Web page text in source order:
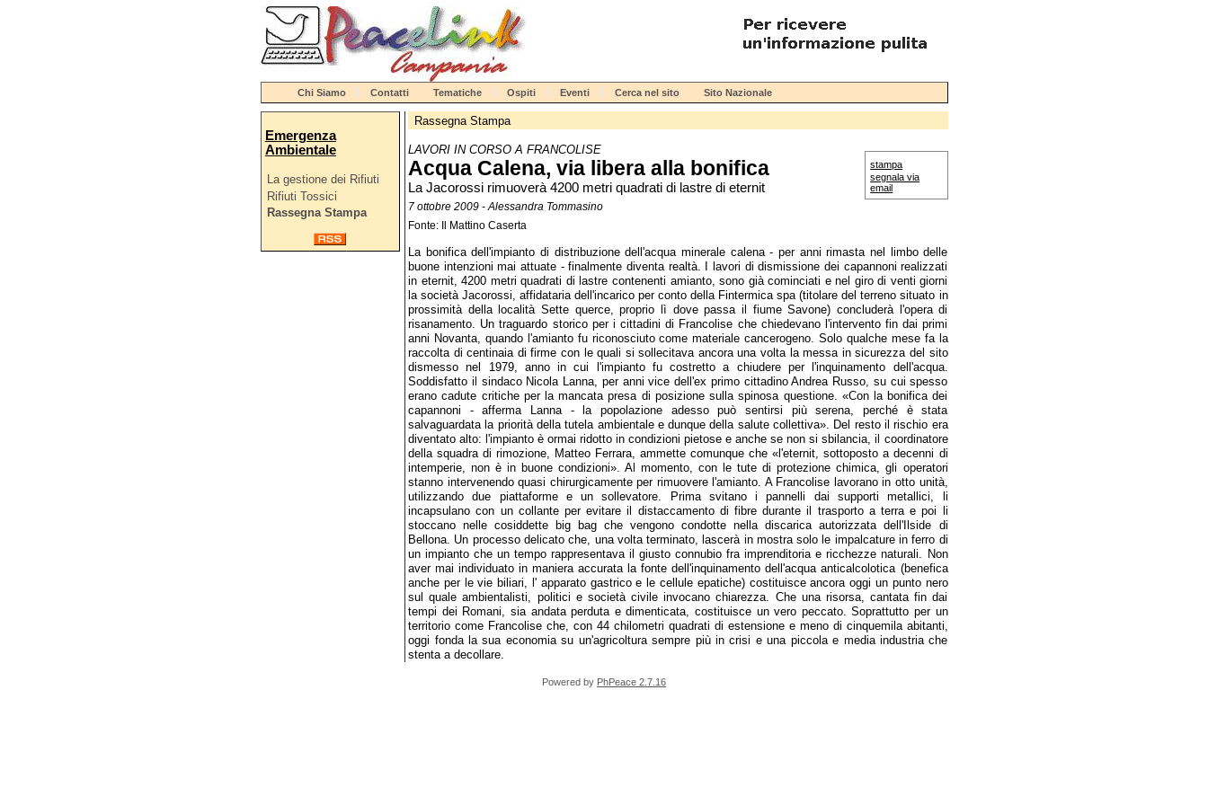
Chi Siamo Contatti Tematiche Ospiti Eventi Cerca nel sito Sito Nazionale
Emergenza
Ambientale
La gestione dei Rifiuti
Rifiuti Tossici
Rassegna Stampa
Rassegna Stampa
stampa
segnala via
email
LAVORI IN CORSO A FRANCOLISE
Acqua Calena, via libera alla bonifica
La Jacorossi rimuoverà 4200 metri quadrati di lastre di eternit
7 ottobre 2009 - Alessandra Tommasino
Fonte: Il Mattino Caserta
La bonifica dell'impianto di distribuzione dell'acqua minerale calena - per anni rimasta nel limbo delle
buone intenzioni mai attuate - finalmente diventa realtà. I lavori di dismissione dei capannoni realizzati
in eternit, 4200 metri quadrati di lastre contenenti amianto, sono già cominciati e nel giro di venti giorni
la società Jacorossi, affidataria dell'incarico per conto della Fintermica spa (titolare del terreno situato in
prossimità della località Sette querce, proprio lì dove passa il fiume Savone) concluderà l'opera di
risanamento. Un traguardo storico per i cittadini di Francolise che chiedevano l'intervento fin dai primi
anni Novanta, quando l'amianto fu riconosciuto come materiale cancerogeno. Solo qualche mese fa la
raccolta di centinaia di firme con le quali si sollecitava ancora una volta la messa in sicurezza del sito
dismesso nel 1979, anno in cui l'impianto fu costretto a chiudere per l'inquinamento dell'acqua.
Soddisfatto il sindaco Nicola Lanna, per anni vice dell'ex primo cittadino Andrea Russo, su cui spesso
erano cadute critiche per la mancata presa di posizione sulla spinosa questione. «Con la bonifica dei
capannoni - afferma Lanna - la popolazione adesso può sentirsi più serena, perché è stata
salvaguardata la priorità della tutela ambientale e dunque della salute collettiva». Del resto il rischio era
diventato alto: l'impianto è ormai ridotto in condizioni pietose e anche se non si sbilancia, il coordinatore
della squadra di rimozione, Matteo Ferrara, ammette comunque che «l'eternit, sottoposto a decenni di
intemperie, non è in buone condizioni». Al momento, con le tute di protezione chimica, gli operatori
stanno intervenendo quasi chirurgicamente per rimuovere l'amianto. A Francolise lavorano in otto unità,
utilizzando due piattaforme e un sollevatore. Prima svitano i pannelli dai supporti metallici, li
incapsulano con un collante per evitare il distaccamento di fibre durante il trasporto a terra e poi li
stoccano nelle cosiddette big bag che vengono condotte nella discarica autorizzata dell'Ilside di
Bellona. Un processo delicato che, una volta terminato, lascerà in mostra solo le impalcature in ferro di
un impianto che un tempo rappresentava il giusto connubio fra imprenditoria e ricchezze naturali. Non
aver mai individuato in maniera accurata la fonte dell'inquinamento dell'acqua anticalcolotica (benefica
anche per le vie biliari, l' apparato gastrico e le cellule epatiche) costituisce ancora oggi un punto nero
sul quale ambientalisti, politici e società civile invocano chiarezza. Che una risorsa, cantata fin dai
tempi dei Romani, sia andata perduta e dimenticata, costituisce un vero peccato. Soprattutto per un
territorio come Francolise che, con 44 chilometri quadrati di estensione e meno di cinquemila abitanti,
oggi fonda la sua economia su un'agricoltura sempre più in crisi e una piccola e media industria che
stenta a decollare.
Powered by PhPeace 2.7.16